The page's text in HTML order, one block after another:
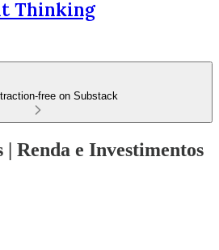
Thinking
free on Substack
Renda e Investimentos